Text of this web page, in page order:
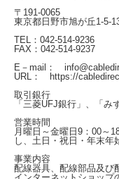
〒191-0065
東京都日野市旭が丘1-5-
TEL：042-514-9236
FAX：042-514-9237
E－mail：
URL： https://
取引銀行
「三菱UFJ銀行」、「み
営業時間
月曜日～金曜日 9：00～
し、土日・祝日・年末年
事業内容
配線器具、配線部品及び